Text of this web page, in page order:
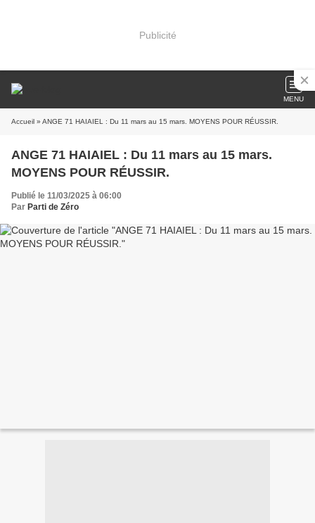
Publicité
MENU
Accueil » ANGE 71 HAIAIEL : Du 11 mars au 15 mars. MOYENS POUR RÉUSSIR.
ANGE 71 HAIAIEL : Du 11 mars au 15 mars.
MOYENS POUR RÉUSSIR.
Publié le 11/03/2025 à 06:00
Par Parti de Zéro